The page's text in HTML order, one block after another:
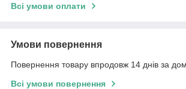
Всі умови оплати
Умови повернення
Повернення товару впродовж 14 днів за
Всі умови повернення